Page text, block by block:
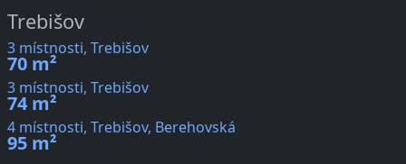
Trebišov
3 místnosti, Trebišov
70 m²
3 místnosti, Trebišov
74 m²
4 místnosti, Trebišov, Berehovská
95 m²